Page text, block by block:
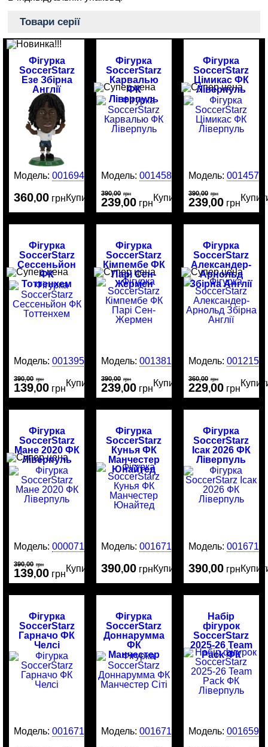
Товари серії
Фігурка
SoccerStarz
Езе Збірна
Англії
Модель:0016946
360,00 грнКупити
Фігурка
SoccerStarz
Карвалью
ФК
Ліверпуль
Модель:0014581
390,00 грн
239,00 грн
Купити
Фігурка
SoccerStarz
Цімикас ФК
Ліверпуль
Модель: 0014577
390,00 грн
239,00 грн
Фігурка
SoccerStarz
Сессеньйон
ФК
Тоттенхем
Модель:0013951
390,00 грн
139,00 грн
Купити
Фігурка
SoccerStarz
Кімпембе ФК
Парі Сен-
Жермен
Модель:0013813
390,00 грн
239,00 грн
Купити
Фігурка
SoccerStarz
Александер-
Арнольд
Збірна Англії
Модель: 0012159
360,00 грн
229,00 грн
Фігурка
SoccerStarz
Мане 2020 ФК
Ліверпуль
Модель:00007184
390,00 грн
139,00 грн
Купити
Фігурка
SoccerStarz
Кунья ФК
Манчестер
Юнайтед
Модель:0016717
390,00 грнКупити
Фігурка
SoccerStarz
Ісак 2026 ФК
Ліверпуль
Модель: 0016716
390,00 грн
Фігурка
SoccerStarz
Гарначо ФК
Челсі
Модель:0016715
Фігурка
SoccerStarz
Доннарумма
ФК
Манчестер
Сіті
Модель:0016714
Набір
фігурок
SoccerStarz
2025-26 Team
Pack ФК
Ліверпуль
Модель: 0016595